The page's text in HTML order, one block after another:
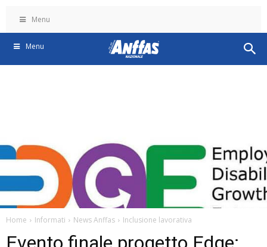
Menu
Menu
Home Informati News Anffas Inclusione lavorativa